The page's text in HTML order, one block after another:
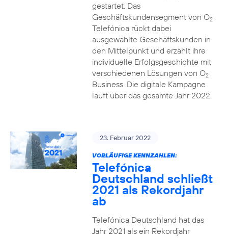
gestartet. Das
Geschäftskundensegment von O2
Telefónica rückt dabei
ausgewählte Geschäftskunden in
den Mittelpunkt und erzählt ihre
individuelle Erfolgsgeschichte mit
verschiedenen Lösungen von O2
Business. Die digitale Kampagne
läuft über das gesamte Jahr 2022.
23. Februar 2022
VORLÄUFIGE KENNZAHLEN:
Telefónica
Deutschland schließt
2021 als Rekordjahr
ab
Telefónica Deutschland hat das
Jahr 2021 als ein Rekordjahr